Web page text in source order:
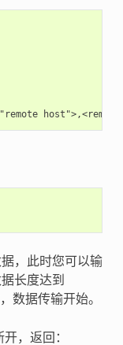
，此时您可以输
长度达到
数据传输开始。
，返回：